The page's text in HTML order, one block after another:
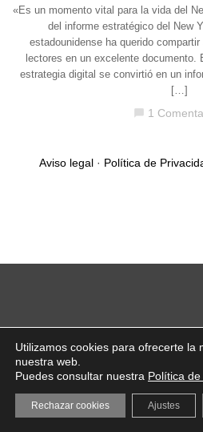
«Es un momento vital para la vida del
del informe estratégico del New
estadounidense ha querido
lectores en un excelente documento.
estrategia digital se convirtió en un
[…]
1
Aviso legal· Política de
Utilizamos cookies para ofrecerte la
nuestra web.
Puedes consultar nuestra Política
Rechazar cookies Ajustes